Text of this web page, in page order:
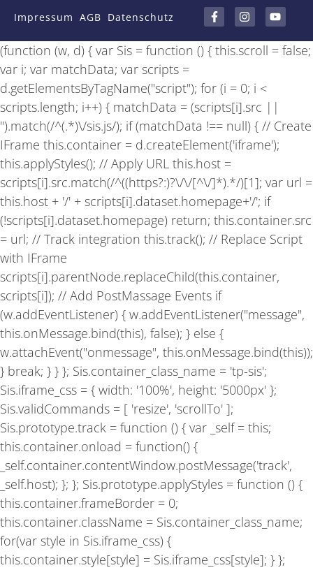
Impressum AGB Datenschutz
a
c
e
b
o
-
f
n
s
t
a
g
m
o
u
t
u
b
(function (w, d) { var Sis = function () { this.scroll = false;
var i; var matchData; var scripts =
d.getElementsByTagName("script"); for (i = 0; i <
scripts.length; i++) { matchData = (scripts[i].src ||
'').match(/^(.*)\/sis.js/); if (matchData !== null) { // Create
IFrame this.container = d.createElement('iframe');
this.applyStyles(); // Apply URL this.host =
scripts[i].src.match(/^((https?:)?\/\/[^\/]*).*/)[1]; var url =
this.host + '/' + scripts[i].dataset.homepage+'/'; if
(!scripts[i].dataset.homepage) return; this.container.src
= url; // Track integration this.track(); // Replace Script
with IFrame
scripts[i].parentNode.replaceChild(this.container,
scripts[i]); // Add PostMassage Events if
(w.addEventListener) { w.addEventListener("message",
this.onMessage.bind(this), false); } else {
w.attachEvent("onmessage", this.onMessage.bind(this));
} break; } } }; Sis.container_class_name = 'tp-sis';
Sis.iframe_css = { width: '100%', height: '5000px' };
Sis.validCommands = [ 'resize', 'scrollTo' ];
Sis.prototype.track = function () { var _self = this;
this.container.onload = function() {
_self.container.contentWindow.postMessage('track',
_self.host); }; }; Sis.prototype.applyStyles = function () {
this.container.frameBorder = 0;
this.container.className = Sis.container_class_name;
for(var style in Sis.iframe_css) {
this.container.style[style] = Sis.iframe_css[style]; } };